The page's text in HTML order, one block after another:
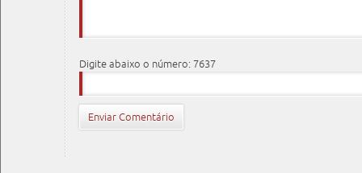
Digite abaixo o número: 7637